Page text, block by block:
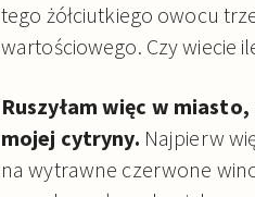
tego żółciutkiego owocu
wartościowego. Czy wiecie
Ruszyłam więc w
mojej cytryny. Najpierw
na wytrawne czerwone